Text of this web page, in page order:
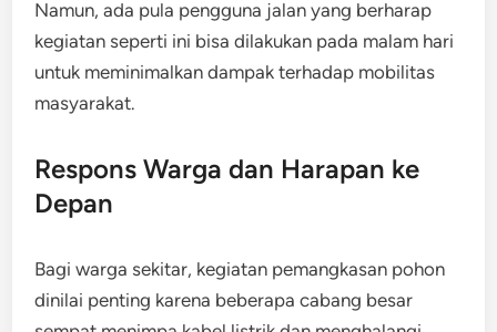
Namun, ada pula pengguna jalan yang berharap
kegiatan seperti ini bisa dilakukan pada malam hari
untuk meminimalkan dampak terhadap mobilitas
masyarakat.
Respons Warga dan Harapan ke
Depan
Bagi warga sekitar, kegiatan pemangkasan pohon
dinilai penting karena beberapa cabang besar